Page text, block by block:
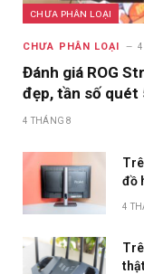
CHƯA PHÂN LOẠI
CHƯA PHÂN LOẠI
Đánh giá ROG
đẹp, tần số quét
4 THÁNG 8
đồ
4